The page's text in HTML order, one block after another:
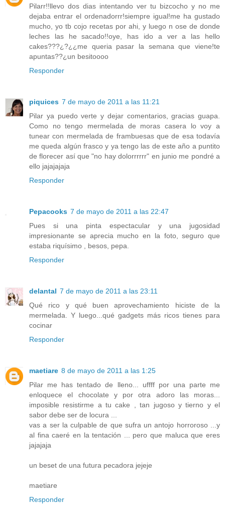
Pilarr!!llevo dos dias intentando ver tu bizcocho y no me
dejaba entrar el ordenadorrr!siempre igual!me ha gustado
mucho, yo tb cojo recetas por ahi, y luego n ose de donde
leches las he sacado!!oye, has ido a ver a las hello
cakes???¿?¿¿me queria pasar la semana que viene!te
apuntas??¿un besitoooo
Responder
piquices 7 de mayo de 2011 a las 11:21
Pilar ya puedo verte y dejar comentarios, gracias guapa.
Como no tengo mermelada de moras casera lo voy a
tunear con mermelada de frambuesas que de esa todavía
me queda algún frasco y ya tengo las de este año a puntito
de florecer así que "no hay dolorrrrrr" en junio me pondré a
ello jajajajaja
Responder
Pepacooks 7 de mayo de 2011 a las 22:47
Pues si una pinta espectacular y una jugosidad
impresionante se aprecia mucho en la foto, seguro que
estaba riquísimo , besos, pepa.
Responder
delantal 7 de mayo de 2011 a las 23:11
Qué rico y qué buen aprovechamiento hiciste de la
mermelada. Y luego...qué gadgets más ricos tienes para
cocinar
Responder
maetiare 8 de mayo de 2011 a las 1:25
Pilar me has tentado de lleno... uffff por una parte me
enloquece el chocolate y por otra adoro las moras...
imposible resistirme a tu cake , tan jugoso y tierno y el
sabor debe ser de locura ...
vas a ser la culpable de que sufra un antojo horroroso ...y
al fina caeré en la tentación ... pero que maluca que eres
jajajaja
un beset de una futura pecadora jejeje
maetiare
Responder